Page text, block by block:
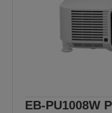
EB-PU1008W